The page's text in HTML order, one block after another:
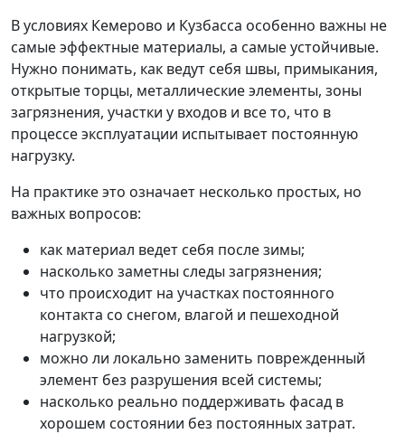
В условиях Кемерово и Кузбасса особенно важны не
самые эффектные материалы, а самые устойчивые.
Нужно понимать, как ведут себя швы, примыкания,
открытые торцы, металлические элементы, зоны
загрязнения, участки у входов и все то, что в
процессе эксплуатации испытывает постоянную
нагрузку.
На практике это означает несколько простых, но
важных вопросов:
как материал ведет себя после зимы;
насколько заметны следы загрязнения;
что происходит на участках постоянного
контакта со снегом, влагой и пешеходной
нагрузкой;
можно ли локально заменить поврежденный
элемент без разрушения всей системы;
насколько реально поддерживать фасад в
хорошем состоянии без постоянных затрат.